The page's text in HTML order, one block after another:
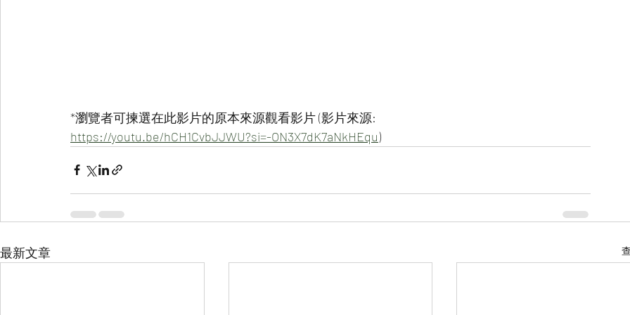
*瀏覽者可揀選在此影片的原本來源觀看影片 (影片來源:
https://youtu.be/hCH1CvbJJWU?si=-ON3X7dK7aNkHEqu)
最新文章